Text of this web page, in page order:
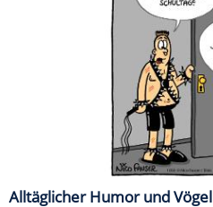
Alltäglicher Humor und Vögel